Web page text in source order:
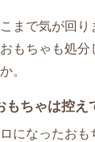
まで気が回り
もちゃも処分
。
ちゃは控え
になったおも